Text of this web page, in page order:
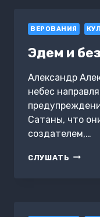
ВЕРОВАНИЯ
Эдем и
Александр
небес
Сатаны, что
создателем,…
СЛУШАТЬ ЭДЕМ